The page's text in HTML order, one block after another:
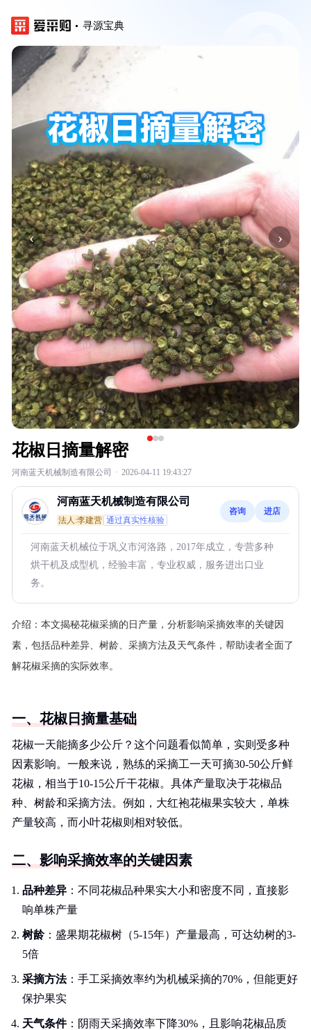
寻源宝典
‹ ›
花椒日摘量解密
河南蓝天机械制造有限公司 · 2026-04-11 19:43:27
河南蓝天机械制造有限公司
法人:李建营 通过真实性核验
咨询 进店
河南蓝天机械位于巩义市河洛路，2017年成立，专营多种
烘干机及成型机，经验丰富，专业权威，服务进出口业
务。
介绍： 本文揭秘花椒采摘的日产量，分析影响采摘效率的关键因
素，包括品种差异、树龄、采摘方法及天气条件，帮助读者全面了
解花椒采摘的实际效率。
一、花椒日摘量基础
花椒一天能摘多少公斤？这个问题看似简单，实则受多种
因素影响。一般来说，熟练的采摘工一天可摘30-50公斤鲜
花椒，相当于10-15公斤干花椒。具体产量取决于花椒品
种、树龄和采摘方法。例如，大红袍花椒果实较大，单株
产量较高，而小叶花椒则相对较低。
二、影响采摘效率的关键因素
品种差异 ：不同花椒品种果实大小和密度不同，直接影
响单株产量
树龄：盛果期花椒树（5-15年）产量最高，可达幼树的3-
5倍
采摘方法：手工采摘效率约为机械采摘的70%，但能更好
保护果实
天气条件：阴雨天采摘效率下降30%，且影响花椒品质